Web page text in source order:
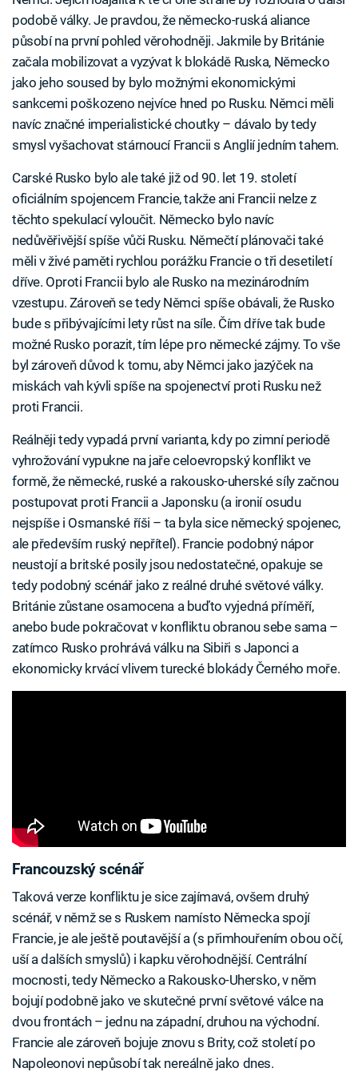
podobě války. Je pravdou, že německo-ruská aliance
působí na první pohled věrohodněji. Jakmile by Británie
začala mobilizovat a vyzývat k blokádě Ruska, Německo
jako jeho soused by bylo možnými ekonomickými
sankcemi poškozeno nejvíce hned po Rusku. Němci měli
navíc značné imperialistické choutky – dávalo by tedy
smysl vyšachovat stárnoucí Francii s Anglií jedním tahem.
Carské Rusko bylo ale také již od 90. let 19. století
oficiálním spojencem Francie, takže ani Francii nelze z
těchto spekulací vyloučit. Německo bylo navíc
nedůvěřivější spíše vůči Rusku. Němečtí plánovači také
měli v živé paměti rychlou porážku Francie o tři desetiletí
dříve. Oproti Francii bylo ale Rusko na mezinárodním
vzestupu. Zároveň se tedy Němci spíše obávali, že Rusko
bude s přibývajícími lety růst na síle. Čím dříve tak bude
možné Rusko porazit, tím lépe pro německé zájmy. To vše
byl zároveň důvod k tomu, aby Němci jako jazýček na
miskách vah kývli spíše na spojenectví proti Rusku než
proti Francii.
Reálněji tedy vypadá první varianta, kdy po zimní periodě
vyhrožování vypukne na jaře celoevropský konflikt ve
formě, že německé, ruské a rakousko-uherské síly začnou
postupovat proti Francii a Japonsku (a ironií osudu
nejspíše i Osmanské říši – ta byla sice německý spojenec,
ale především ruský nepřítel). Francie podobný nápor
neustojí a britské posily jsou nedostatečné, opakuje se
tedy podobný scénář jako z reálné druhé světové války.
Británie zůstane osamocena a buďto vyjedná příměří,
anebo bude pokračovat v konfliktu obranou sebe sama –
zatímco Rusko prohrává válku na Sibiři s Japonci a
ekonomicky krvácí vlivem turecké blokády Černého moře.
Francouzský scénář
Taková verze konfliktu je sice zajímavá, ovšem druhý
scénář, v němž se s Ruskem namísto Německa spojí
Francie, je ale ještě poutavější a (s přimhouřením obou očí,
uší a dalších smyslů) i kapku věrohodnější. Centrální
mocnosti, tedy Německo a Rakousko-Uhersko, v něm
bojují podobně jako ve skutečné první světové válce na
dvou frontách – jednu na západní, druhou na východní.
Francie ale zároveň bojuje znovu s Brity, což století po
Napoleonovi nepůsobí tak nereálně jako dnes.